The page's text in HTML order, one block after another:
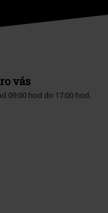
vás
09:00 hod do 17:00 hod.